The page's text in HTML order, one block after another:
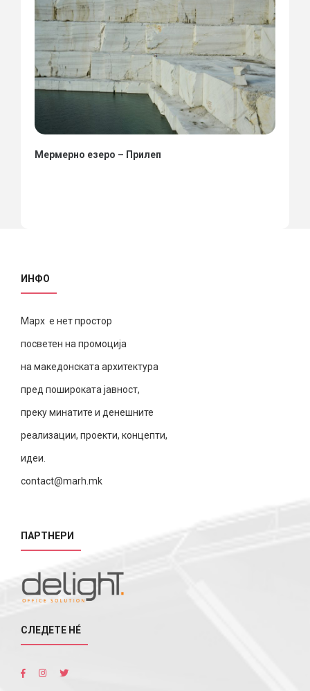
Мермерно езеро – Прилеп
ИНФО
Марх е нет простор
посветен на промоција
на македонската архитектура
пред пошироката јавност,
преку минатите и денешните
реализации, проекти, концепти,
идеи.
contact@marh.mk
ПАРТНЕРИ
СЛЕДЕТЕ НÉ